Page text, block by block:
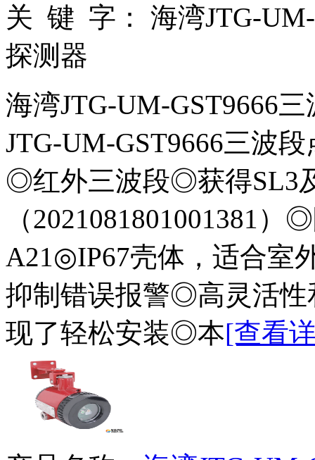
关 键 字：
海湾JTG-
探测器
海湾JTG-UM-GST9666
JTG-UM-GST9666三波
◎红外三波段◎获得SL3
（2021081801001381
A21◎IP67壳体，适合室
抑制错误报警◎高灵活
现了轻松安装◎本[查看